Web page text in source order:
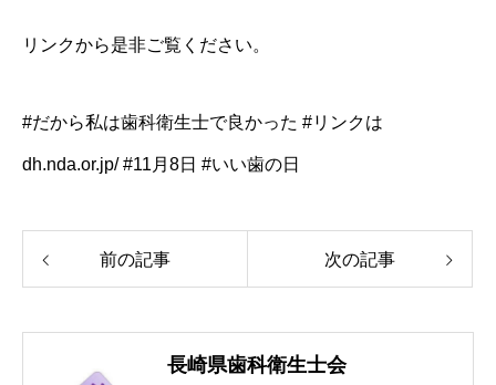
リンクから是非ご覧ください。
#だから私は歯科衛生士で良かった #リンクは
dh.nda.or.jp/ #11月8日 #いい歯の日
前の記事 次の記事
長崎県歯科衛生士会